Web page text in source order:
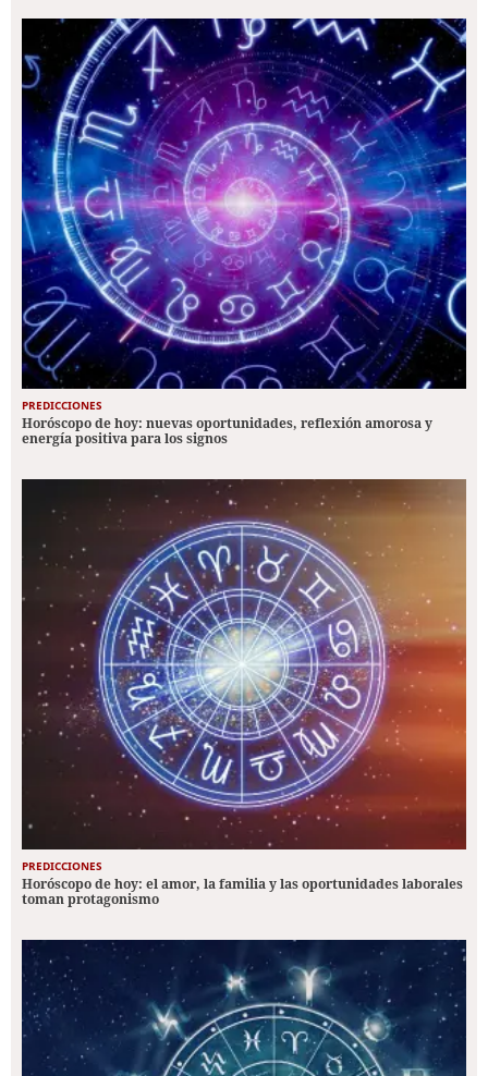
PREDICCIONES
Horóscopo de hoy: nuevas oportunidades, reflexión amorosa y
energía positiva para los signos
PREDICCIONES
Horóscopo de hoy: el amor, la familia y las oportunidades laborales
toman protagonismo